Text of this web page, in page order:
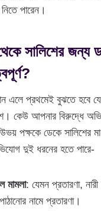
পারেন।
সালিশের জন্য
এলে প্রথমেই বুঝতে হবে
কেউ আপনার বিরুদ্ধে
পক্ষকে ডেকে সালিশের
দুই ধরনের হতে পারে-
মামলা: যেমন প্রতারণা, নারী
নামে প্রতারণা।